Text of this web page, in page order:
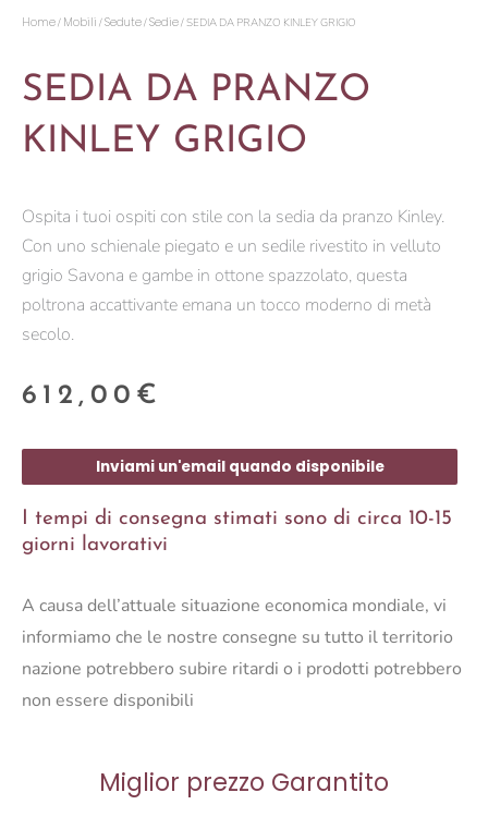
Home/ Mobili /Sedute/Sedie/ SEDIA DA PRANZO KINLEY GRIGIO
SEDIA DA PRANZO
KINLEY GRIGIO
Ospita i tuoi ospiti con stile con la sedia da pranzo Kinley.
Con uno schienale piegato e un sedile rivestito in velluto
grigio Savona e gambe in ottone spazzolato, questa
poltrona accattivante emana un tocco moderno di metà
secolo.
612,00 €
Inviami un'email quando disponibile
I tempi di consegna stimati sono di circa 10-15
giorni lavorativi
A causa dell’attuale situazione economica mondiale, vi
informiamo che le nostre consegne su tutto il territorio
nazione potrebbero subire ritardi o i prodotti potrebbero
non essere disponibili
Miglior prezzo Garantito